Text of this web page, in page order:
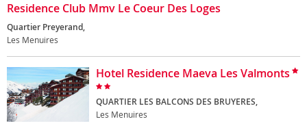
Residence Club Mmv Le Coeur Des Loges
Quartier Preyerand,
Les Menuires
Hotel Residence Maeva Les Valmonts
QUARTIER LES BALCONS DES BRUYERES,
Les Menuires